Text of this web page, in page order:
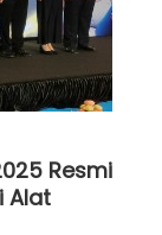
Resmi
Alat